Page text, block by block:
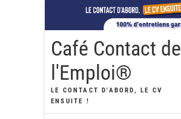
content
Café Contact de
l'Emploi®
LE CONTACT D'ABORD, LE CV
ENSUITE !